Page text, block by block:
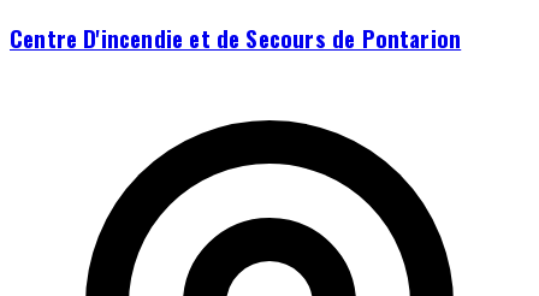
Centre D'incendie et de Secours de Pontarion